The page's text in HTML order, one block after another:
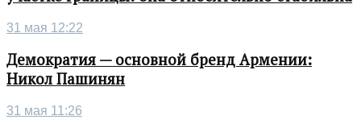
31 мая 12:22
Демократия — основной бренд Армении:
Никол Пашинян
31 мая 11:26